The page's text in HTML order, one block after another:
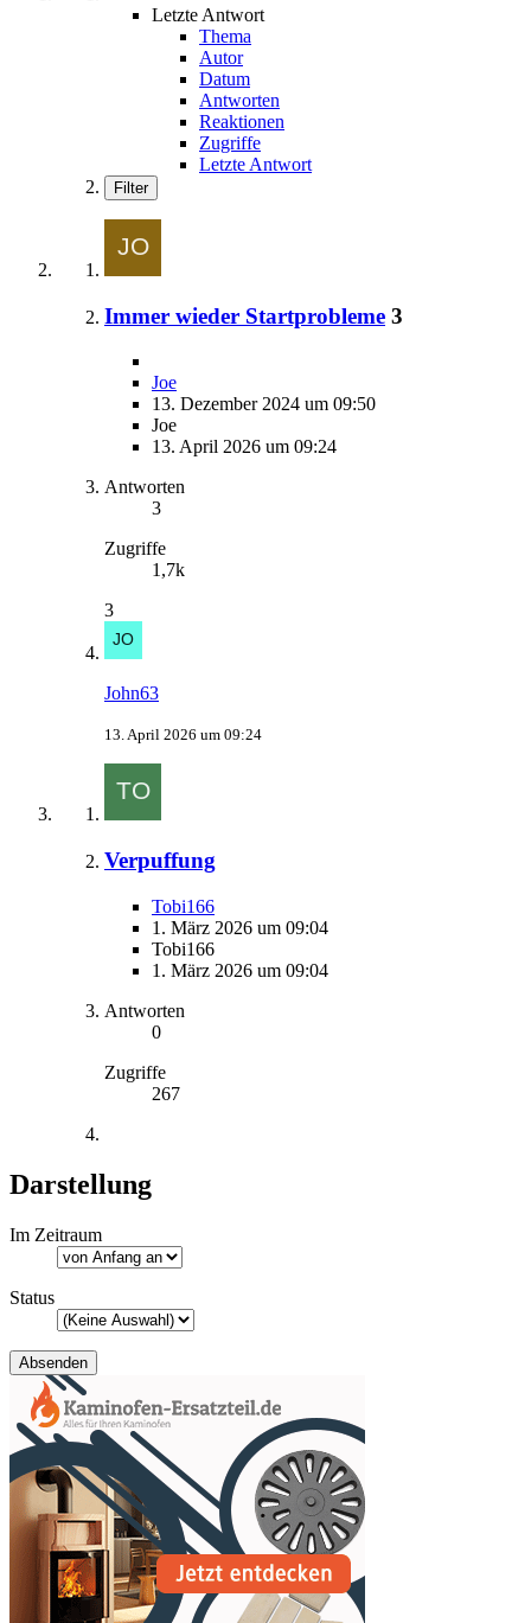
Letzte Antwort
Thema
Autor
Datum
Antworten
Reaktionen
Zugriffe
Letzte Antwort
Filter
Immer wieder Startprobleme 3
Joe
13. Dezember 2024 um 09:50
Joe
13. April 2026 um 09:24
Antworten
3
Zugriffe
1,7k
3
John63
13. April 2026 um 09:24
Verpuffung
Tobi166
1. März 2026 um 09:04
Tobi166
1. März 2026 um 09:04
Antworten
0
Zugriffe
267
Darstellung
Im Zeitraum
Status